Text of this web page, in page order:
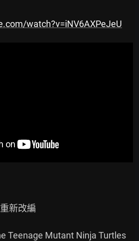
watch?v=iNV6AXPeJeU
新改編
Teenage Mutant Ninja Turtles